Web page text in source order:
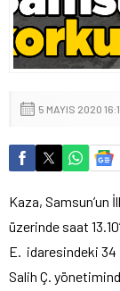
5 MAYIS 2020
Kaza, Samsun’un
üzerinde saat
E. idaresindeki 34
Salih Ç.